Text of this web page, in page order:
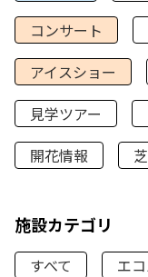
コンサート
アイスショー
見学ツアー
開花情報
施設カテゴリ
すべて エ